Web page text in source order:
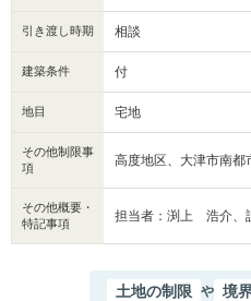
引き渡し時期 相談
建築条件 付
地目 宅地
その他制限事
項
高度地区、大津市南都
その他概要・
特記事項
担当者：渕上 浩介、
土地の制限 や 境